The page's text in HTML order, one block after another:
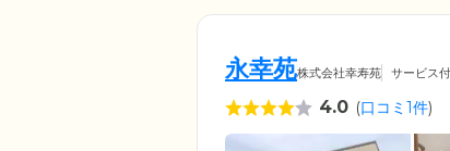
永幸苑株式会社幸寿苑 サービス
4.0 (口コミ1件)